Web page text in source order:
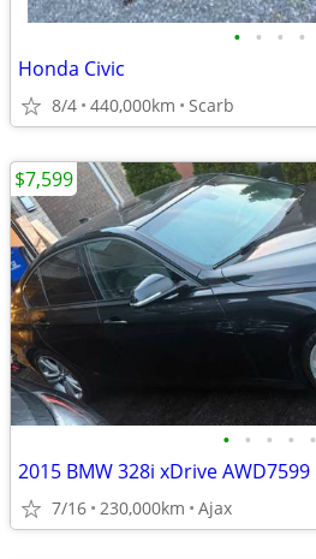
• • • •
Honda Civic
8/4 440,000km Scarb
• • • • •
2015 BMW 328i xDrive AWD7599
7/16 230,000km Ajax
$7,599